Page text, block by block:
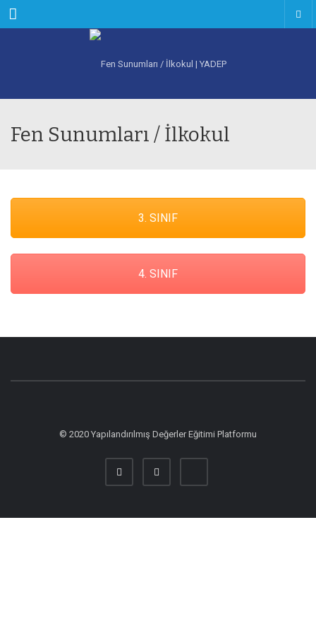
Menu
Fen Sunumları / İlkokul
3. SINIF
4. SINIF
© 2020 Yapılandırılmış Değerler Eğitimi Platformu